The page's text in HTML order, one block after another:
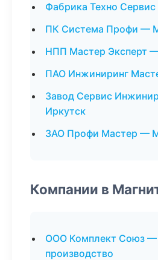
Фабрика Техно
ПК Система Профи —
НПП Мастер Эксперт
ПАО Инжиниринг
Завод Сервис
Иркутск
ЗАО Профи Мастер —
Компании в
ООО Комплект Союз —
производство